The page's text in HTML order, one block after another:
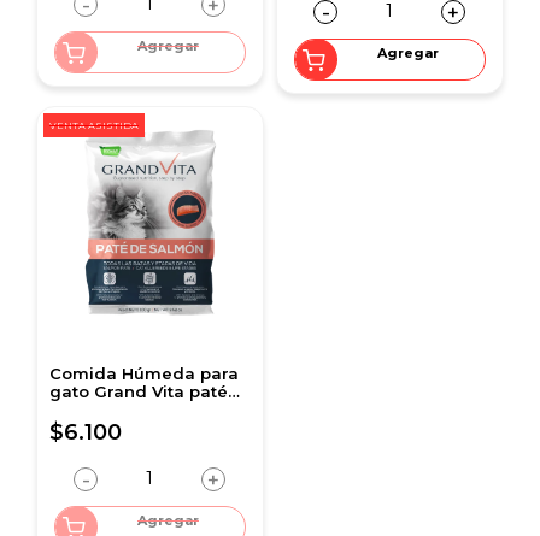
Agregar
- +
Agregar
VENTA ASISTIDA
Comida Húmeda para
gato Grand Vita paté
$6.100
- +
Agregar